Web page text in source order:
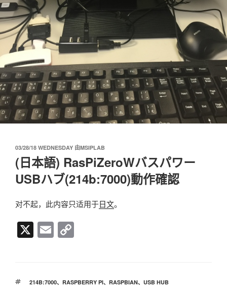
发
布
于
03/28/18 WEDNESDAY 由MSIPLAB
(日本語) RasPiZeroWバスパワー
USBハブ(214b:7000)動作確認
对不起，此内容只适用于日文。
X E
y
标
214B:7000、 RASPBERRY PI、 RASPBIAN、 USB HUB